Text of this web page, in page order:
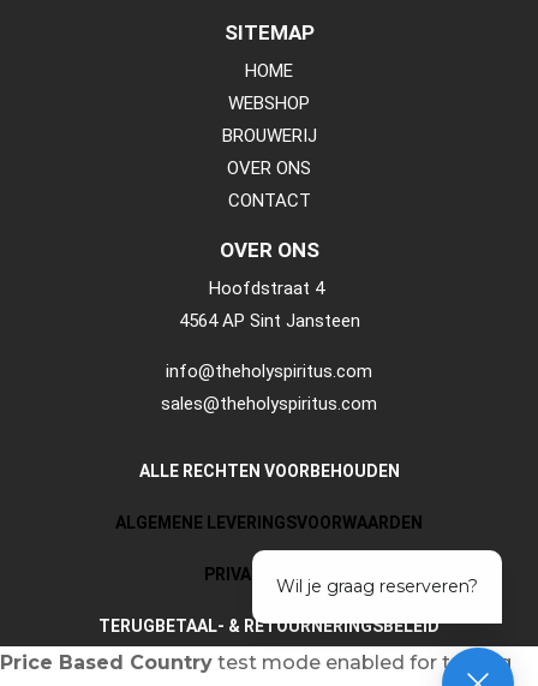
SITEMAP
HOME
WEBSHOP
BROUWERIJ
OVER ONS
CONTACT
OVER ONS
Hoofdstraat 4
4564 AP Sint Jansteen
info@theholyspiritus.com
sales@theholyspiritus.com
ALLE RECHTEN VOORBEHOUDEN
ALGEMENE LEVERINGSVOORWAARDEN
PRIVACY POLICY
TERUGBETAAL- & RETOURNERINGSBELEID
Price Based Country test mode enabled for testing